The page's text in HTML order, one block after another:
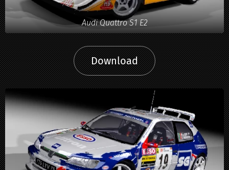
Audi Quattro S1 E2
Download